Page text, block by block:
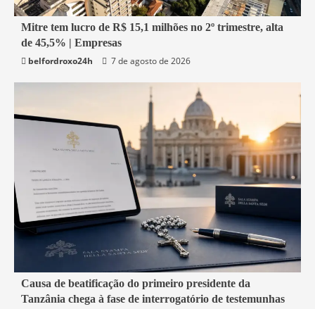
1 min read
Economia
Mitre tem lucro de R$ 15,1 milhões no 2º trimestre, alta
de 45,5% | Empresas
belfordroxo24h
7 de agosto de 2026
4 min read
Mundo
Causa de beatificação do primeiro presidente da
Tanzânia chega à fase de interrogatório de testemunhas